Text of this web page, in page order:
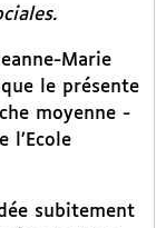
Marie
le présente
moyenne -
subitement